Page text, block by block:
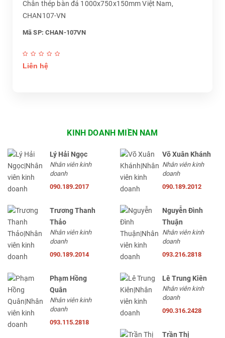
Chân thép bàn đá 1000x750x150mm Việt Nam,
CHAN107-VN
Mã SP: CHAN-107VN
Liên hệ
KINH DOANH MIỀN NAM
Lý Hải Ngọc
Nhân viên kinh
doanh
090.189.2017
Võ Xuân Khánh
Nhân viên kinh
doanh
090.189.2012
Trương Thanh
Thảo
Nhân viên kinh
doanh
090.189.2014
Nguyễn Đình
Thuận
Nhân viên kinh
doanh
093.216.2818
Phạm Hồng
Quân
Nhân viên kinh
doanh
093.115.2818
Lê Trung Kiên
Nhân viên kinh
doanh
090.316.2428
Trần Thị